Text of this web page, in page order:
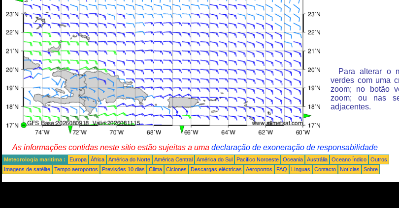
Para alterar o
verdes com uma
zoom; no botão
zoom; ou nas
adjacentes.
As informações contidas neste sítio estão sujeitas a uma declaração de exoneração de responsabilidade
Meteorologia maritima : Europa África América do Norte América Central América do Sul Pacifico Noroeste Oceania Austrália Oceano Índico
Outros
Imagens de satélite
Tempo aeroportos Previsões 10 dias Clima Ciclones Descargas eléctricas Aeroportos FAQ Línguas Contacto Notícias Sobre